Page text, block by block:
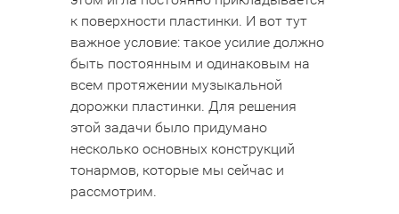
к поверхности пластинки. И вот тут
важное условие: такое усилие должно
быть постоянным и одинаковым на
всем протяжении музыкальной
дорожки пластинки. Для решения
этой задачи было придумано
несколько основных конструкций
тонармов, которые мы сейчас и
рассмотрим.